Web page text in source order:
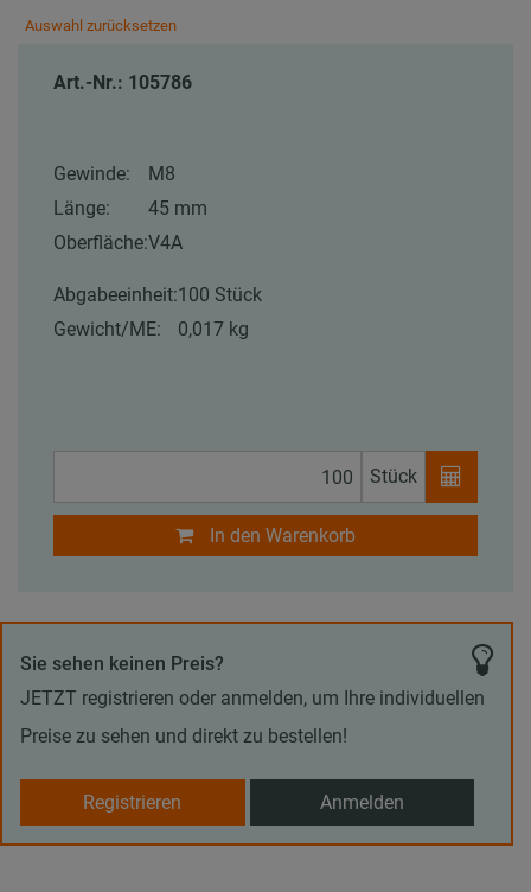
Auswahl zurücksetzen
Art.-Nr.: 105786
Gewinde:
M8
Länge:
45 mm
Oberfläche:V4A
Abgabeeinheit:100 Stück
Gewicht/ME:
0,017 kg
Stück
In den Warenkorb
Sie sehen keinen Preis?
JETZT registrieren oder anmelden, um Ihre individuellen
Preise zu sehen und direkt zu bestellen!
Registrieren Anmelden